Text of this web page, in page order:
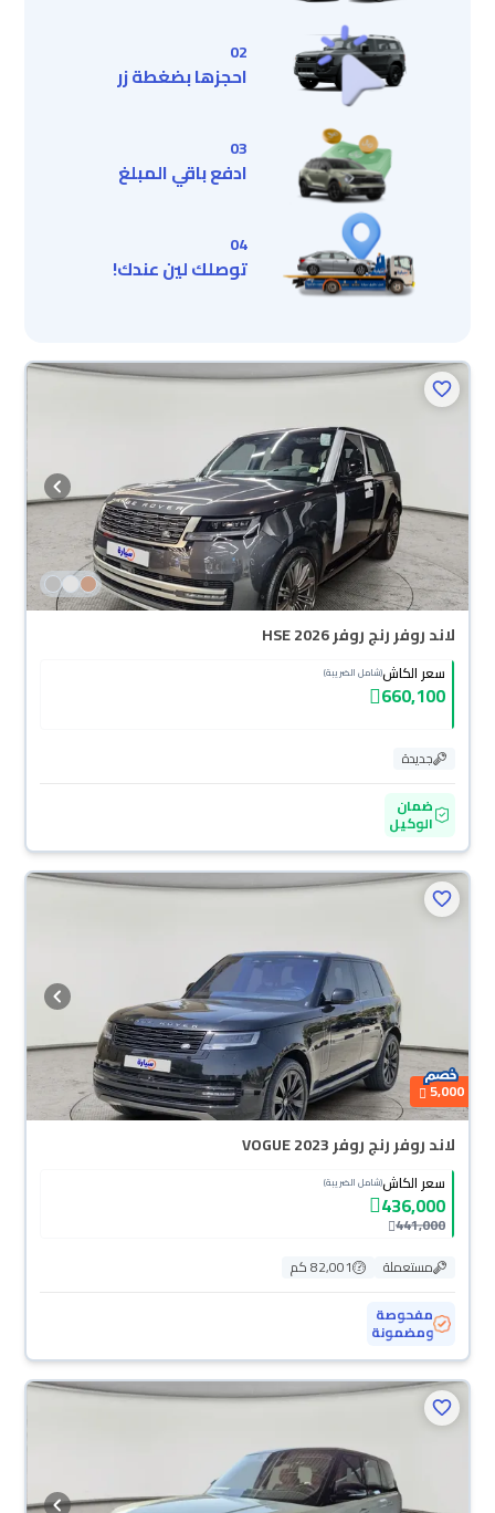
02
احجزها بضغطة زر
03
ادفع باقي المبلغ
04
توصلك لين عندك!
لاند روفر رنج روفر HSE 2026
سعر الكاش(شامل الضريبة)
660,100
جديدة
ضمان
الوكيل
5,000
لاند روفر رنج روفر VOGUE 2023
سعر الكاش(شامل الضريبة)
436,000
441,000
مستعملة
82,001 كم
مفحوصة
ومضمونة